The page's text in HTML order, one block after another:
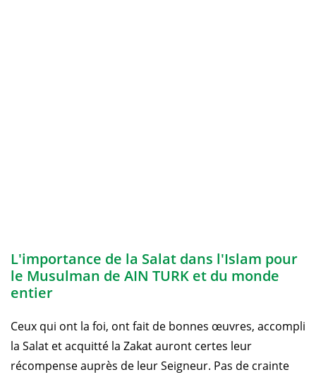
L'importance de la Salat dans l'Islam pour
le Musulman de AIN TURK et du monde
entier
Ceux qui ont la foi, ont fait de bonnes œuvres, accompli
la Salat et acquitté la Zakat auront certes leur
récompense auprès de leur Seigneur. Pas de crainte